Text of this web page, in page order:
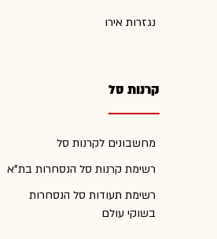
נגזרות אירו
קרנות סל
מחשבונים לקרנות סל
רשימת קרנות סל הנסחרות בת"א
רשימת תעודות סל הנסחרות
בשוקי עולם